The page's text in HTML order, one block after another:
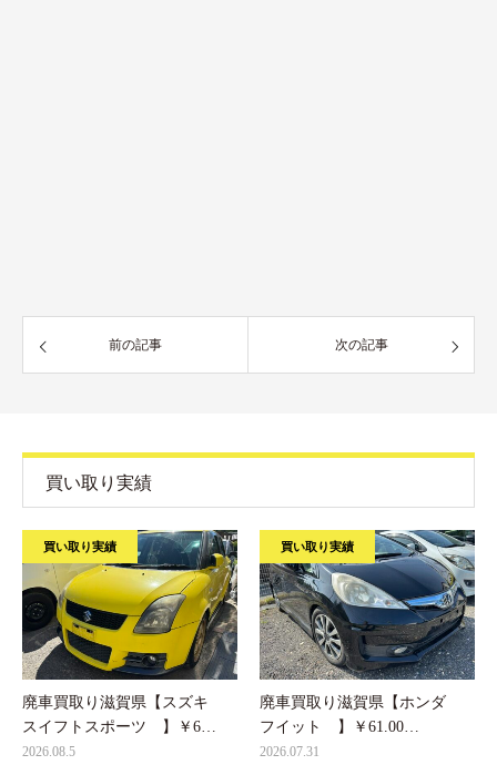
前の記事 次の記事
買い取り実績
買い取り実績
廃車買取り滋賀県【スズキ
スイフトスポーツ 】￥6…
2026.08.5
買い取り実績
廃車買取り滋賀県【ホンダ
フイット 】￥61.00…
2026.07.31